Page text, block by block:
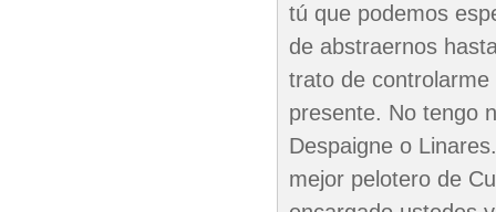
tú que podemos
de abstraernos
trato de
presente. No tengo
Despaigne o
mejor pelotero de